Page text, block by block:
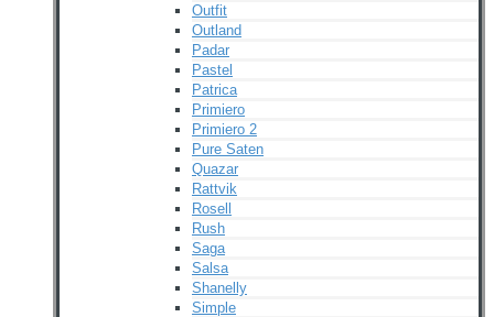
Outfit
Outland
Padar
Pastel
Patrica
Primiero
Primiero 2
Pure Saten
Quazar
Rattvik
Rosell
Rush
Saga
Salsa
Shanelly
Simple